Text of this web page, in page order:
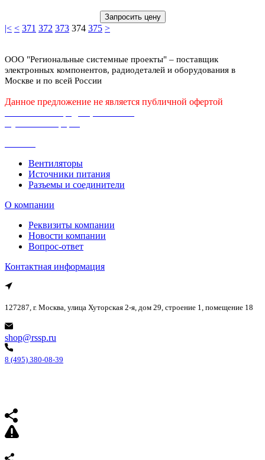
Запросить цену
|< < 371 372 373 374 375 >
ООО "Региональные системные проекты" – поставщик
электронных компонентов, радиодеталей и оборудования в
Москве и по всей России
Данное предложение не является публичной офертой
Вентиляторы
Источники питания
Разъемы и соединители
О компании
Реквизиты компании
Новости компании
Вопрос-ответ
Контактная информация
127287, г. Москва, улица Хуторская 2-я, дом 29, строение 1, помещение 18
shop@rssp.ru
8 (495) 380-08-39